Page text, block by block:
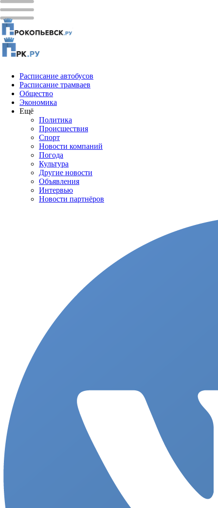
Расписание автобусов
Расписание трамваев
Общество
Экономика
Ещё
Политика
Проиcшествия
Спорт
Новости компаний
Погода
Культура
Другие новости
Объявления
Интервью
Новости партнёров